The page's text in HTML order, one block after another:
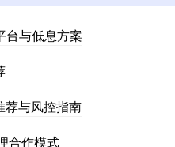
台与低息方案
荐与风控指南
合作模式